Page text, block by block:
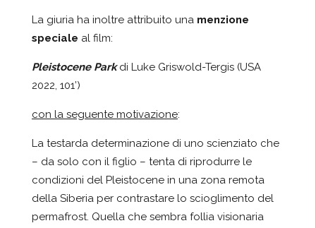
La giuria ha inoltre attribuito una menzione
speciale al film:
Pleistocene Parkdi Luke Griswold-Tergis (USA
2022, 101’)
con la seguente motivazione:
La testarda determinazione di uno scienziato che
– da solo con il figlio – tenta di riprodurre le
condizioni del Pleistocene in una zona remota
della Siberia per contrastare lo scioglimento del
permafrost. Quella che sembra follia visionaria